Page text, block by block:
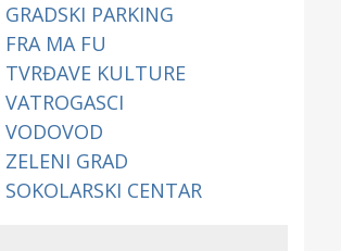
GRADSKI PARKING
FRA MA FU
TVRĐAVE KULTURE
VATROGASCI
VODOVOD
ZELENI GRAD
SOKOLARSKI CENTAR